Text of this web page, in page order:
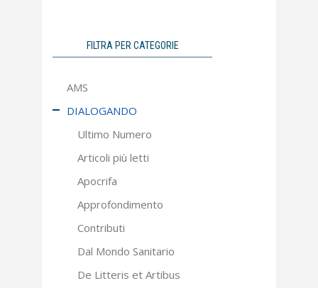
FILTRA PER CATEGORIE
AMS
DIALOGANDO
Ultimo Numero
Articoli più letti
Apocrifa
Approfondimento
Contributi
Dal Mondo Sanitario
De Litteris et Artibus